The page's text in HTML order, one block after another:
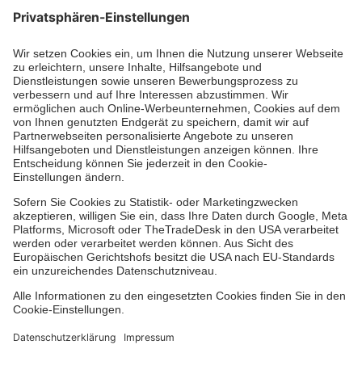
Jetzt abonnieren
Zertifizierung der Johanniter-Unfall-Hilfe e.V.
Über uns
Vor Ort
Johanniter-Jugend